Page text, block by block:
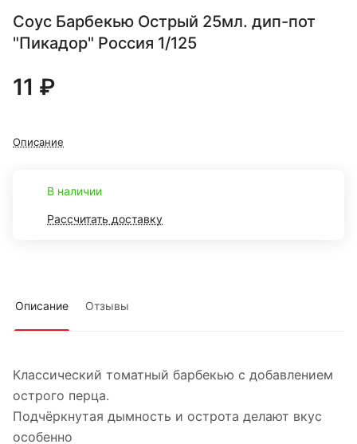
Соус Барбекью Острый 25мл. дип-пот
"Пикадор" Россия 1/125
11 ₽
Описание
В наличии
Рассчитать доставку
Описание Отзывы
Классический томатный барбекью с добавлением
острого перца.
Подчёркнутая дымность и острота делают вкус
особенно